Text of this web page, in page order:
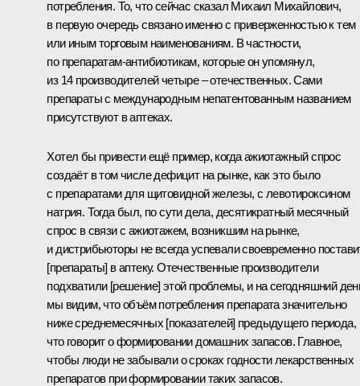
потребления. То, что сейчас сказал Михаил Михайлович,
в первую очередь связано именно с приверженностью к тем
или иным торговым наименованиям. В частности,
по препаратам-антибиотикам, которые он упомянул,
из 14 производителей четыре – отечественных. Сами
препараты с международным непатентованным названием
присутствуют в аптеках.
Хотел бы привести ещё пример, когда ажиотажный спрос
создаёт в том числе дефицит на рынке, как это было
с препаратами для щитовидной железы, с левотироксином
натрия. Тогда был, по сути дела, десятикратный месячный
спрос в связи с ажиотажем, возникшим на рынке,
и дистрибьюторы не всегда успевали своевременно
[препараты] в аптеку. Отечественные производители
подхватили [решение] этой проблемы, и на сегодняшний
мы видим, что объём потребления препарата значительно
ниже среднемесячных [показателей] предыдущего периода,
что говорит о формировании домашних запасов. Главное,
чтобы люди не забывали о сроках годности лекарственных
препаратов при формировании таких запасов.